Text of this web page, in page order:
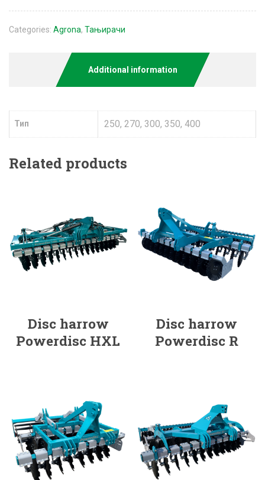
Categories: Agrona, Тањирачи
Additional information
Тип 250, 270, 300, 350, 400
Related products
Disc harrow
Powerdisc HXL
Disc harrow
Powerdisc R